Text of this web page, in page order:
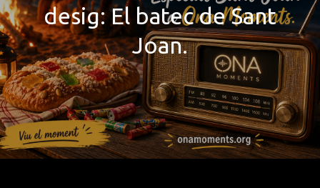
desig: El batec de Sant
Joan.